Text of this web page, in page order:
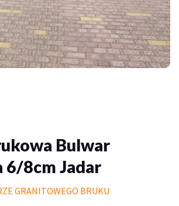
Palisady
Donice betonowe
Schody betonowe
Piasek polimerowy
Chemia
Wymarzony trawnik
Bulwar
6/8cm Jadar
GRANITOWEGO BRUKU